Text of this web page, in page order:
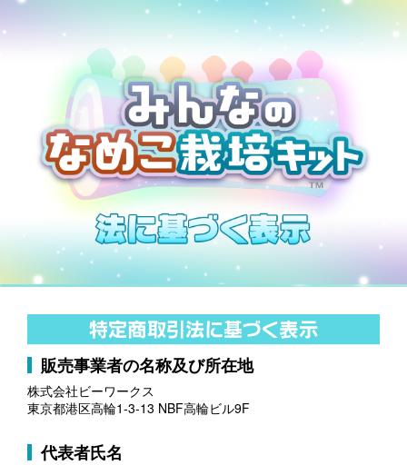
販売事業者の名称及び所在地
株式会社ビーワークス
東京都港区高輪1-3-13 NBF高輪ビル9F
代表者氏名